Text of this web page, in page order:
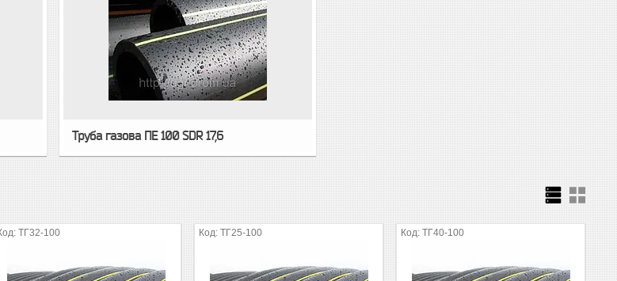
Труба газова ПЕ 100 SDR 17,6
ТГ32-100 ТГ25-100 ТГ40-100